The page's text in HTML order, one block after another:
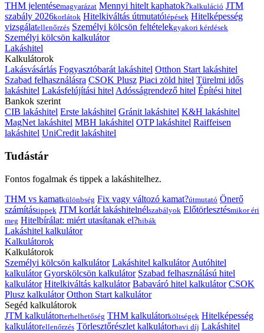
THM jelentésemagyarázat Mennyi hitelt kaphatok?kalkuláció JTM
szabály 2026korlátok Hitelkiváltás útmutatólépések Hitelképesség
vizsgálatellenőrzés Személyi kölcsön feltételekgyakori kérdések
Személyi kölcsön kalkulátor
Lakáshitel
Kalkulátorok
Lakásvásárlás Fogyasztóbarát lakáshitel Otthon Start lakáshitel
Szabad felhasználásra CSOK Plusz Piaci zöld hitel Türelmi idős
lakáshitel Lakásfelújítási hitelAdósságrendező hitel Építési hitel
Bankok szerint
CIB lakáshitel Erste lakáshitel Gránit lakáshitel K&H lakáshitel
MagNet lakáshitel MBH lakáshitel OTP lakáshitel Raiffeisen
lakáshitel UniCredit lakáshitel
Tudástár
Fontos fogalmak és tippek a lakáshitelhez.
THM vs kamatkülönbség Fix vagy változó kamat?útmutató Önerő
számítástippek JTM korlát lakáshitelnélszabályok Előtörlesztésmikor éri
meg Hitelbírálat: miért utasítanak el?hibák
Lakáshitel kalkulátor
Kalkulátorok
Kalkulátorok
Személyi kölcsön kalkulátor Lakáshitel kalkulátor Autóhitel
kalkulátor Gyorskölcsön kalkulátor Szabad felhasználású hitel
kalkulátor Hitelkiváltás kalkulátor Babaváró hitel kalkulátor CSOK
Plusz kalkulátor Otthon Start kalkulátor
Segéd kalkulátorok
JTM kalkulátorterhelhetőség THM kalkulátorköltségek Hitelképesség
kalkulátorellenőrzés Törlesztőrészlet kalkulátorhavi díj Lakáshitel